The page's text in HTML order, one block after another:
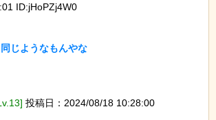
ID:jHoPZj4W0
じようなもんやな
投稿日：2024/08/18 10:28:00